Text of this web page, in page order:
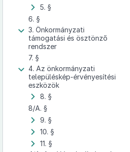
5. §
6. §
3. Önkormányzati
támogatási és ösztönző
rendszer
7. §
4. Az önkormányzati
településkép-érvényesítési
eszközök
8. §
8/A. §
9. §
10. §
11. §